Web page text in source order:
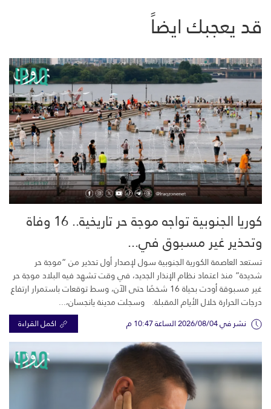
قد يعجبك ايضاً
كوريا الجنوبية تواجه موجة حر تاريخية.. 16 وفاة
وتحذير غير مسبوق في...
تستعد العاصمة الكورية الجنوبية سول لإصدار أول تحذير من “موجة حر
شديدة” منذ اعتماد نظام الإنذار الجديد، في وقت تشهد فيه البلاد موجة حر
غير مسبوقة أودت بحياة 16 شخصًا حتى الآن، وسط توقعات باستمرار ارتفاع
درجات الحرارة خلال الأيام المقبلة. وسجلت مدينة يانجسان،...
نشر في 2026/08/04 الساعة 10:47 م اكمل القراءة